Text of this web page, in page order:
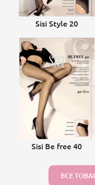
Sisi Style 20
Sisi Be free 40
ВСЕ